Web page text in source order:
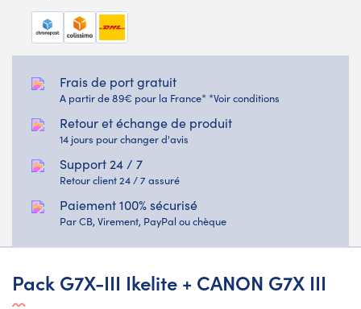
Frais de port gratuit
A partir de 89€ pour la France* *Voir conditions
Retour et échange de produit
14 jours pour changer d'avis
Support 24 / 7
Retour client 24 / 7 assuré
Paiement 100% sécurisé
Par CB, Virement, PayPal ou chèque
Pack G7X-III Ikelite + CANON G7X III